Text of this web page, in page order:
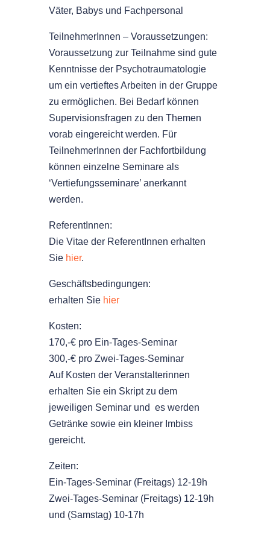
Väter, Babys und Fachpersonal
TeilnehmerInnen – Voraussetzungen:
Voraussetzung zur Teilnahme sind gute
Kenntnisse der Psychotraumatologie
um ein vertieftes Arbeiten in der Gruppe
zu ermöglichen. Bei Bedarf können
Supervisionsfragen zu den Themen
vorab eingereicht werden. Für
TeilnehmerInnen der Fachfortbildung
können einzelne Seminare als
‘Vertiefungsseminare’ anerkannt
werden.
ReferentInnen:
Die Vitae der ReferentInnen erhalten
Sie hier.
Geschäftsbedingungen:
erhalten Sie hier
Kosten:
170,-€ pro Ein-Tages-Seminar
300,-€ pro Zwei-Tages-Seminar
Auf Kosten der Veranstalterinnen
erhalten Sie ein Skript zu dem
jeweiligen Seminar und es werden
Getränke sowie ein kleiner Imbiss
gereicht.
Zeiten:
Ein-Tages-Seminar (Freitags) 12-19h
Zwei-Tages-Seminar (Freitags) 12-19h
und (Samstag) 10-17h